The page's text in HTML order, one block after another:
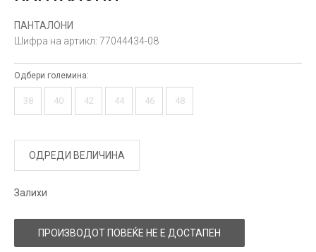
ПАНТАЛОНИ
Шифра на артикл: 77044434-08
Одбери големина:
38 40 42 44 46 48
ОДРЕДИ ВЕЛИЧИНА
Залихи
ПРОИЗВОДОТ ПОВЕЌЕ НЕ Е ДОСТАПЕН